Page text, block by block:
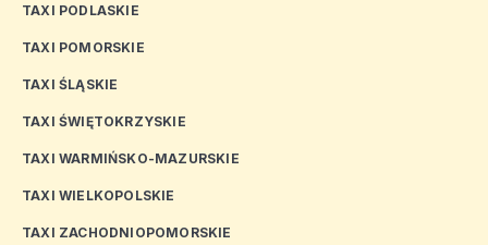
TAXI PODLASKIE
TAXI POMORSKIE
TAXI ŚLĄSKIE
TAXI ŚWIĘTOKRZYSKIE
TAXI WARMIŃSKO-MAZURSKIE
TAXI WIELKOPOLSKIE
TAXI ZACHODNIOPOMORSKIE